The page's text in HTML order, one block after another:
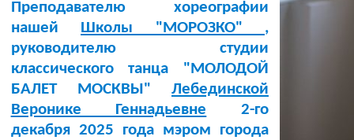
Преподавателю хореографии
нашей Школы "МОРОЗКО" ,
руководителю студии
классического танца "МОЛОДОЙ
БАЛЕТ МОСКВЫ" Лебединской
Веронике Геннадьевне 2-го
декабря 2025 года мэром города